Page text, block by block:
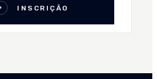
INSCRIÇÃO